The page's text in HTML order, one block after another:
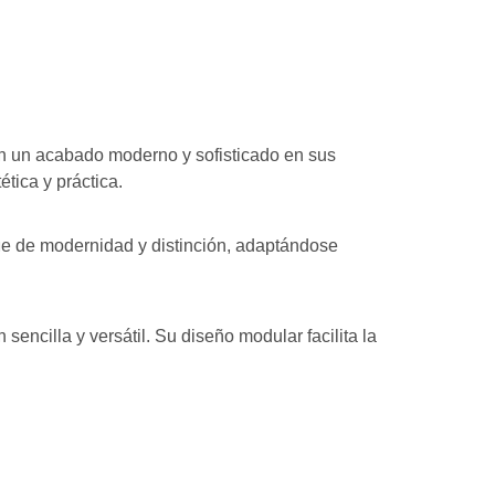
un acabado moderno y sofisticado en sus
y práctica.
de modernidad y distinción, adaptándose
sencilla y versátil. Su diseño modular facilita la